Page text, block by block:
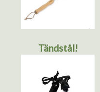
Tändstål!